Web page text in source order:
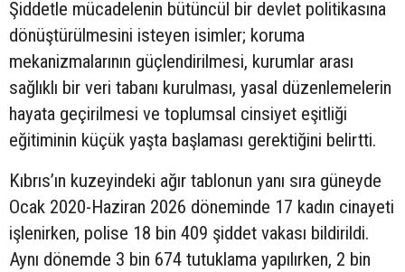
Şiddetle mücadelenin bütüncül bir devlet politikasına
dönüştürülmesini isteyen isimler; koruma
mekanizmalarının güçlendirilmesi, kurumlar arası
sağlıklı bir veri tabanı kurulması, yasal düzenlemelerin
hayata geçirilmesi ve toplumsal cinsiyet eşitliği
eğitiminin küçük yaşta başlaması gerektiğini belirtti.
Kıbrıs’ın kuzeyindeki ağır tablonun yanı sıra güneyde
Ocak 2020-Haziran 2026 döneminde 17 kadın cinayeti
işlenirken, polise 18 bin 409 şiddet vakası bildirildi.
Aynı dönemde 3 bin 674 tutuklama yapılırken, 2 bin